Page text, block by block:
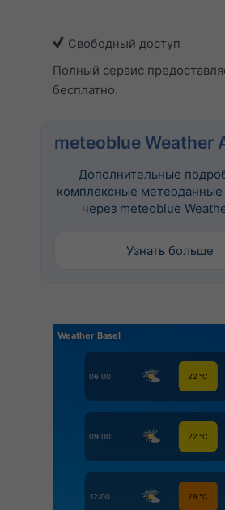
Свободный доступ
Полный сервис
бесплатно.
meteoblue Weather
Дополнительные
комплексные
через meteoblue
Узнать больше